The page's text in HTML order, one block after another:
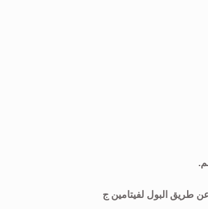
عن طريق البول لفيتامين ج